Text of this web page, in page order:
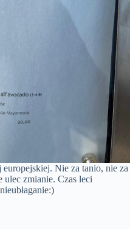
Nie za tanio, nie za
ulec zmianie. Czas leci